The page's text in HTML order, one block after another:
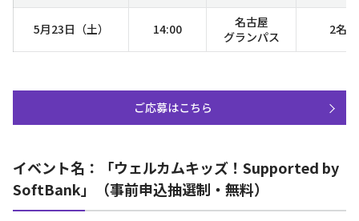
5月23日（土） 14:00
名古屋
グランパス
2名
ご応募はこちら
イベント名：「ウェルカムキッズ！Supported by
SoftBank」（事前申込抽選制・無料）